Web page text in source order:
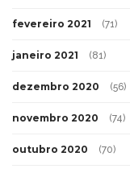
fevereiro 2021 (71)
janeiro 2021 (81)
dezembro 2020 (56)
novembro 2020 (74)
outubro 2020 (70)